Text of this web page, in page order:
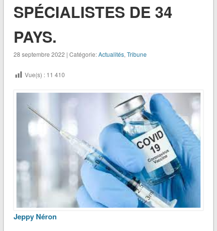
SPÉCIALISTES DE 34
PAYS.
28 septembre 2022 | Catégorie:Actualités, Tribune
Vue(s) : 11 410
Jeppy Néron